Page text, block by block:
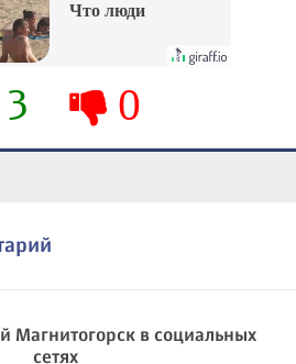
Что люди
их не видят...
3 0
Магнитогорск в социальных
сетях